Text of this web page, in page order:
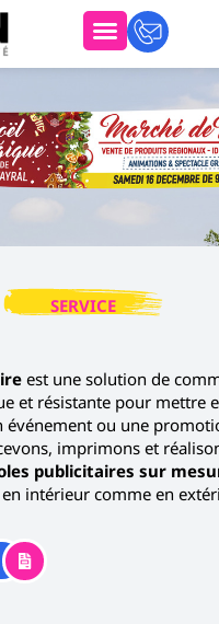
SERVICE
est une solution de
et résistante pour mettre
ou une
imprimons et
publicitaires sur
intérieur comme en